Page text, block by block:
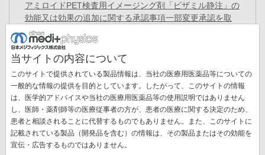
アミロイドPET検査用イメージング剤「ビザミル静注」の
効能又は効果の追加に関する承認事項一部変更承認を取
得(PDF)
2023年8月23日
PET検査用放射性医薬品「FDGスキャン🄬注」について
効能又は効果の追加に関する承認事項一部変更承認を取
得(PDF)
2023年7月31日 プレスリリース
日本医用画像工学会の功績賞を受賞～骨シンチグラム解析
AIの開発、実用化、および普及～(PDF)
ペ
当サイトの内容について
このサイトで提供されている製品情報は、当社の医療用医薬品等についての
一般的な情報の提供を目的としています。したがって、このサイトの情報
は、医学的アドバイスや当社の医療用医薬品等の使用説明ではありません
し、医師・薬剤師等の医療従事者の方が、患者の医療に関する決定のため、
患者と相談されることに代替するものでもありません。また、このサイトに
記載されている製品（開発品を含む）の情報は、その製品またはその効能を
宣伝・広告するものではありません。